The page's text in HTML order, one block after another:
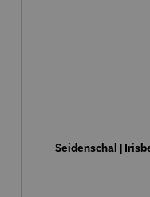
Seidenschal |